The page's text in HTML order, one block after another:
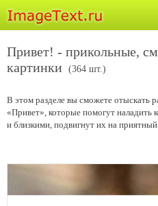
Привет! - прикольные,
картинки
(364 шт.)
В этом разделе вы сможете отыскать
«Привет», которые помогут
и близкими, подвигнут их на приятный